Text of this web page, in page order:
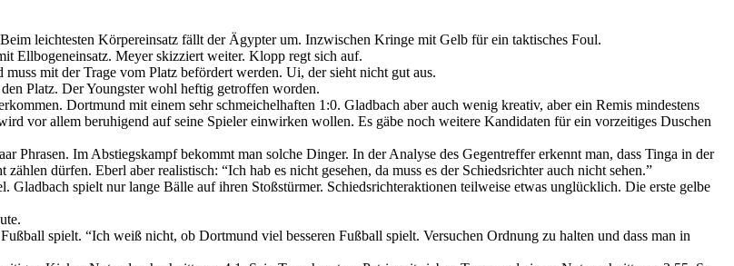
leichtesten Körpereinsatz fällt der Ägypter um. Inzwischen Kringe mit Gelb für ein taktisches Foul.
Ellbogeneinsatz. Meyer skizziert weiter. Klopp regt sich auf.
mit der Trage vom Platz befördert werden. Ui, der sieht nicht gut aus.
Platz. Der Youngster wohl heftig getroffen worden.
Dortmund mit einem sehr schmeichelhaften 1:0. Gladbach aber auch wenig kreativ, aber ein Remis mindestens
vor allem beruhigend auf seine Spieler einwirken wollen. Es gäbe noch weitere Kandidaten für ein vorzeitiges Duschen
Phrasen. Im Abstiegskampf bekommt man solche Dinger. In der Analyse des Gegentreffer erkennt man, dass Tinga in der
dürfen. Eberl aber realistisch: “Ich hab es nicht gesehen, da muss es der Schiedsrichter auch nicht sehen.”
Gladbach spielt nur lange Bälle auf ihren Stoßstürmer. Schiedsrichteraktionen teilweise etwas unglücklich. Die erste gelbe
spielt. “Ich weiß nicht, ob Dortmund viel besseren Fußball spielt. Versuchen Ordnung zu halten und dass man in